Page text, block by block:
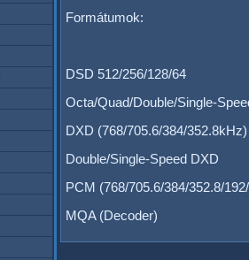
Formátumok:
DSD 512/256/128/64
Octa/Quad/Double/Single-
DXD (768/705.6/384/352.8kHz)
Double/Single-Speed DXD
PCM (768/705.6/384/352.8/
MQA (Decoder)